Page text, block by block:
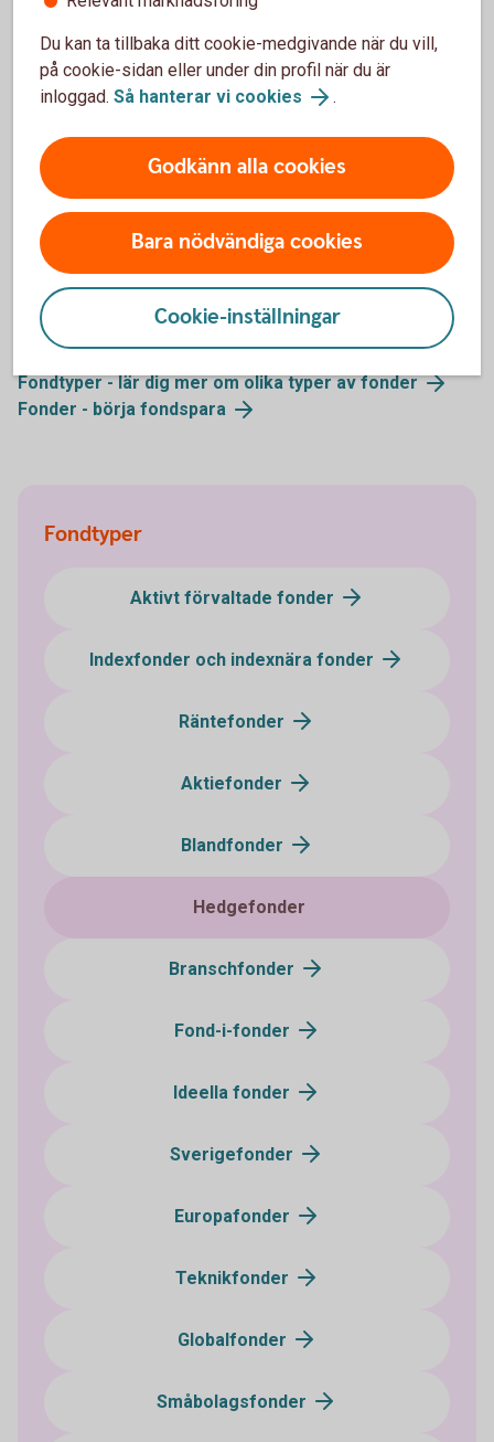
lägre risk än vad majoriteten av hedgefonder har? Då
skulle en hedgefond-i-fond kunna vara något för dig.
hedgefonder, genom att investera i flera olika fonder
med olika inriktning och från olika förvaltare.
Mer information
Fondtyper - lär dig mer om olika typer av fonder
Fonder - börja fondspara
Fondtyper
Aktivt förvaltade fonder
Indexfonder och indexnära fonder
Räntefonder
Aktiefonder
Blandfonder
Hedgefonder
Branschfonder
Fond-i-fonder
Ideella fonder
Sverigefonder
Europafonder
Teknikfonder
Globalfonder
Småbolagsfonder
Du kan ta tillbaka ditt cookie-medgivande när du vill,
på cookie-sidan eller under din profil när du är
inloggad. Så hanterar vi cookies .
Godkänn alla cookies
Bara nödvändiga cookies
Cookie-inställningar